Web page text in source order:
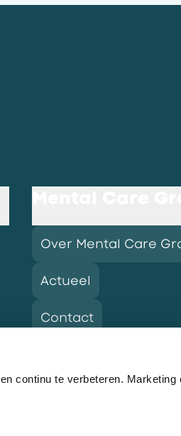
continu te verbeteren. Marketing
Over Mental Care
Actueel
Contact